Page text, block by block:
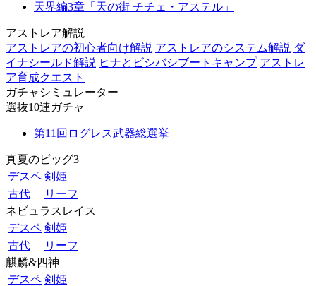
天界編3章「天の街 チチェ・アステル」
アストレア解説
アストレアの初心者向け解説 アストレアのシステム解説 ダ
イナシールド解説 ヒナとビシバシブートキャンプ アストレ
ア育成クエスト
ガチャシミュレーター
選抜10連ガチャ
第11回ログレス武器総選挙
真夏のビッグ3
デスペ 剣姫
古代
リーフ
ネビュラスレイス
デスペ 剣姫
古代
リーフ
麒麟&四神
デスペ 剣姫